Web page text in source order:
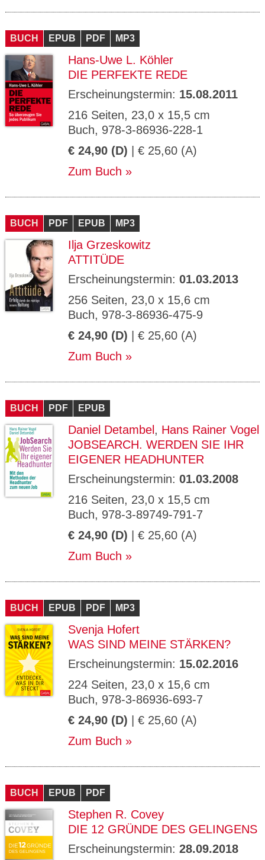
BUCH EPUB PDF MP3
Hans-Uwe L. Köhler
DIE PERFEKTE REDE
Erscheinungstermin: 15.08.2011
216 Seiten, 23,0 x 15,5 cm
Buch, 978-3-86936-228-1
€ 24,90 (D) | € 25,60 (A)
Zum Buch
BUCH PDF EPUB MP3
Ilja Grzeskowitz
ATTITÜDE
Erscheinungstermin: 01.03.2013
256 Seiten, 23,0 x 15,6 cm
Buch, 978-3-86936-475-9
€ 24,90 (D) | € 25,60 (A)
Zum Buch
BUCH PDF EPUB
Daniel Detambel , Hans Rainer Vogel
JOBSEARCH. WERDEN SIE IHR
EIGENER HEADHUNTER
Erscheinungstermin: 01.03.2008
216 Seiten, 23,0 x 15,5 cm
Buch, 978-3-89749-791-7
€ 24,90 (D) | € 25,60 (A)
Zum Buch
BUCH EPUB PDF MP3
Svenja Hofert
WAS SIND MEINE STÄRKEN?
Erscheinungstermin: 15.02.2016
224 Seiten, 23,0 x 15,6 cm
Buch, 978-3-86936-693-7
€ 24,90 (D) | € 25,60 (A)
Zum Buch
BUCH EPUB PDF
Stephen R. Covey
DIE 12 GRÜNDE DES GELINGENS
Erscheinungstermin: 28.09.2018